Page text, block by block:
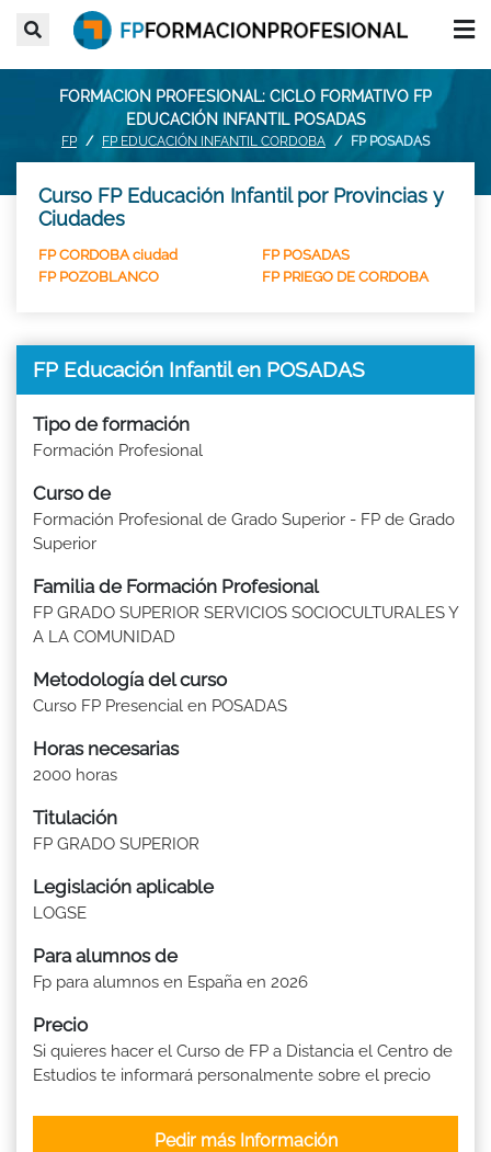
FORMACION PROFESIONAL: CICLO FORMATIVO FP
EDUCACIÓN INFANTIL POSADAS
FP FP EDUCACIÓN INFANTIL CORDOBA FP POSADAS
Curso FP Educación Infantil por Provincias y
Ciudades
FP CORDOBA ciudad
FP POSADAS
FP POZOBLANCO
FP PRIEGO DE CORDOBA
FP Educación Infantil en POSADAS
Tipo de formación
Formación Profesional
Curso de
Formación Profesional de Grado Superior - FP de Grado
Superior
Familia de Formación Profesional
FP GRADO SUPERIOR SERVICIOS SOCIOCULTURALES Y
A LA COMUNIDAD
Metodología del curso
Curso FP Presencial en POSADAS
Horas necesarias
2000 horas
Titulación
FP GRADO SUPERIOR
Legislación aplicable
LOGSE
Para alumnos de
Fp para alumnos en España en 2026
Precio
Si quieres hacer el Curso de FP a Distancia el Centro de
Estudios te informará personalmente sobre el precio
Pedir más Información